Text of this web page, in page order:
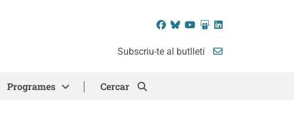
Facebook
BlueskyYouTube
SlideShare
LinkedIn
Subscriu-te al butlletí
Programes Cercar